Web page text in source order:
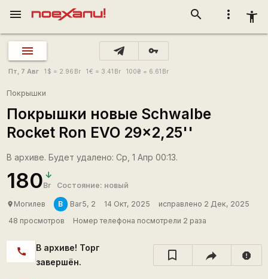
more_vert accessibility_new
search
menu
vpn_key
Пт, 7 Авг 1 $ = 2.96 Br 1€ = 3.41 Br 100₴ = 6.61 Br
Покрышки
Покрышки новые Schwalbe
Rocket Ron EVO 29x2,25''
В архиве. Будет удалено: Ср, 1 Апр 00:13.
180Br Состояние: новый
place Могилев B Bar5, 2 14 Окт, 2025
исправлено 2 Дек, 2025
48 просмотров
Номер телефона посмотрели 2 раза
call
В архиве! Торг
завершён.
report